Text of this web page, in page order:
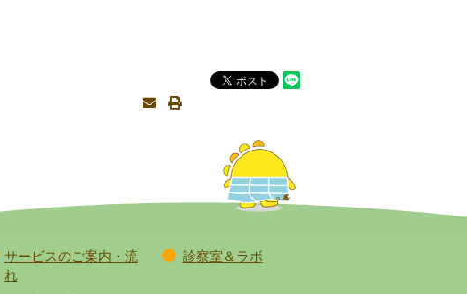
サービスのご案内・流
れ
診察室＆ラボ